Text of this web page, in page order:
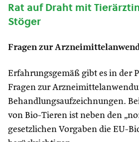
Rat auf Draht mit
Stöger
Fragen zur
Erfahrungsgemäß gibt es in der
Fragen zur
Behandlungsaufzeichnungen.
von Bio-Tieren ist neben den
gesetzlichen Vorgaben die EU-